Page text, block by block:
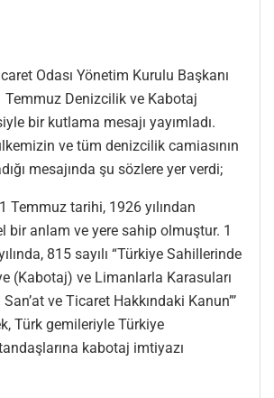
Odası Yönetim Kurulu Başkanı
Temmuz Denizcilik ve Kabotaj
bir kutlama mesajı yayımladı.
ve tüm denizcilik camiasının
mesajında şu sözlere yer verdi;
Temmuz tarihi, 1926 yılından
bir anlam ve yere sahip olmuştur. 1
815 sayılı “Türkiye Sahillerinde
(Kabotaj) ve Limanlarla Karasuları
ve Ticaret Hakkındaki Kanun”’
Türk gemileriyle Türkiye
kabotaj imtiyazı